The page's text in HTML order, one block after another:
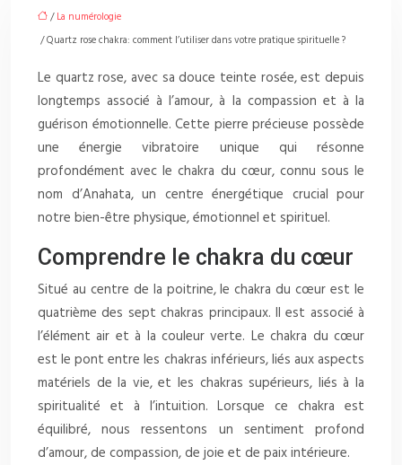
/La numérologie
/ Quartz rose chakra: comment l’utiliser dans votre pratique spirituelle ?
Le quartz rose, avec sa douce teinte rosée, est depuis
longtemps associé à l’amour, à la compassion et à la
guérison émotionnelle. Cette pierre précieuse possède
une énergie vibratoire unique qui résonne
profondément avec le chakra du cœur, connu sous le
nom d’Anahata, un centre énergétique crucial pour
notre bien-être physique, émotionnel et spirituel.
Comprendre le chakra du cœur
Situé au centre de la poitrine, le chakra du cœur est le
quatrième des sept chakras principaux. Il est associé à
l’élément air et à la couleur verte. Le chakra du cœur
est le pont entre les chakras inférieurs, liés aux aspects
matériels de la vie, et les chakras supérieurs, liés à la
spiritualité et à l’intuition. Lorsque ce chakra est
équilibré, nous ressentons un sentiment profond
d’amour, de compassion, de joie et de paix intérieure.